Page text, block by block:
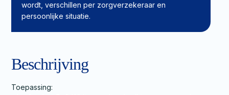
wordt, verschillen per zorgverzekeraar en
persoonlijke situatie.
Beschrijving
Toepassing: